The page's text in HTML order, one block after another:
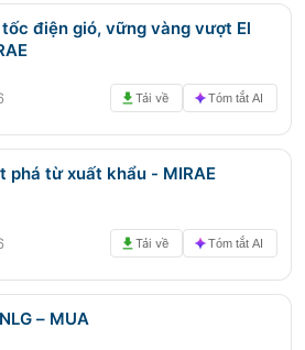
tốc điện gió, vững vàng vượt El
Tải về Tóm tắt AI
phá từ xuất khẩu - MIRAE
Tải về Tóm tắt AI
– MUA